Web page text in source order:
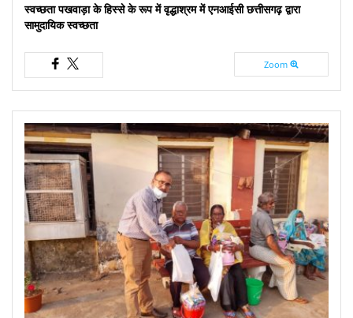
स्वच्छता पखवाड़ा के हिस्से के रूप में वृद्धाश्रम में एनआईसी छत्तीसगढ़ द्वारा
सामुदायिक स्वच्छता
Zoom